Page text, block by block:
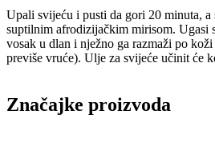
Upali svijeću i pusti da gori 20 minuta, a
suptilnim afrodizijačkim mirisom. Ugasi
vosak u dlan i nježno ga razmaži po
previše vruće). Ulje za svijeće učinit će
Značajke proizvoda